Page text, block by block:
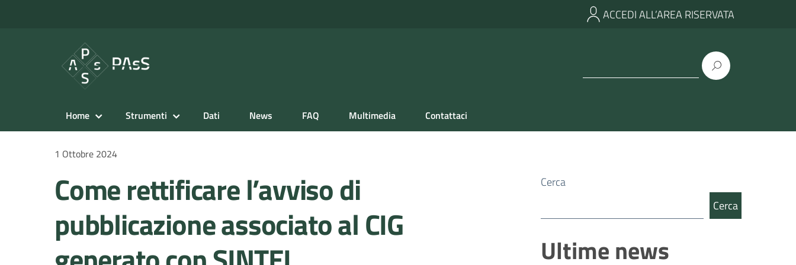
ACCEDI ALL’AREA RISERVATA
Home Strumenti Dati News FAQ Multimedia Contattaci
1 Ottobre 2024
Come rettificare l’avviso di
pubblicazione associato al CIG
Cerca
Cerca
Ultime news